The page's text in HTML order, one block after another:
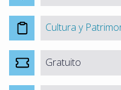
Cultura y
Gratuito